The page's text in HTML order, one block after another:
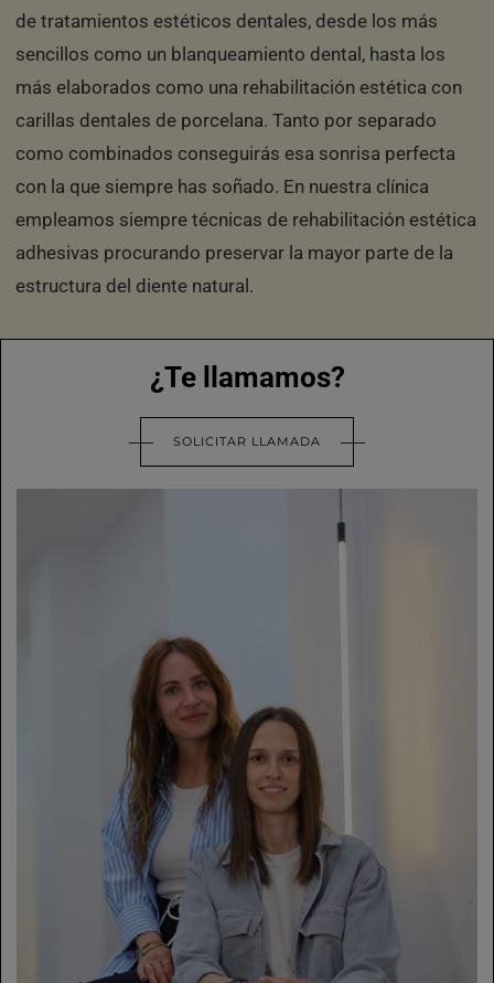
de tratamientos estéticos dentales, desde los más
sencillos como un blanqueamiento dental, hasta los
más elaborados como una rehabilitación estética con
carillas dentales de porcelana. Tanto por separado
como combinados conseguirás esa sonrisa perfecta
con la que siempre has soñado. En nuestra clínica
empleamos siempre técnicas de rehabilitación estética
adhesivas procurando preservar la mayor parte de la
estructura del diente natural.
¿Te llamamos?
SOLICITAR LLAMADA